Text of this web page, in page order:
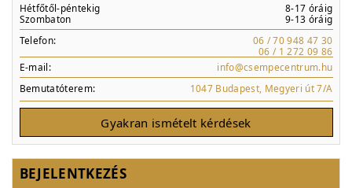
Hétfőtől-péntekig
8-17 óráig
Szombaton
9-13 óráig
Telefon:
06 / 70 948 47 30
06 / 1 272 09 86
E-mail:
info@csempecentrum.hu
Bemutatóterem:
1047 Budapest, Megyeri út 7/A
Gyakran ismételt kérdések
BEJELENTKEZÉS